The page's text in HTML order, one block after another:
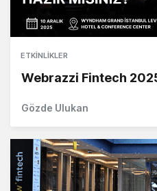
ETKINLIKLER
Webrazzi Fintech
Gözde Ulukan